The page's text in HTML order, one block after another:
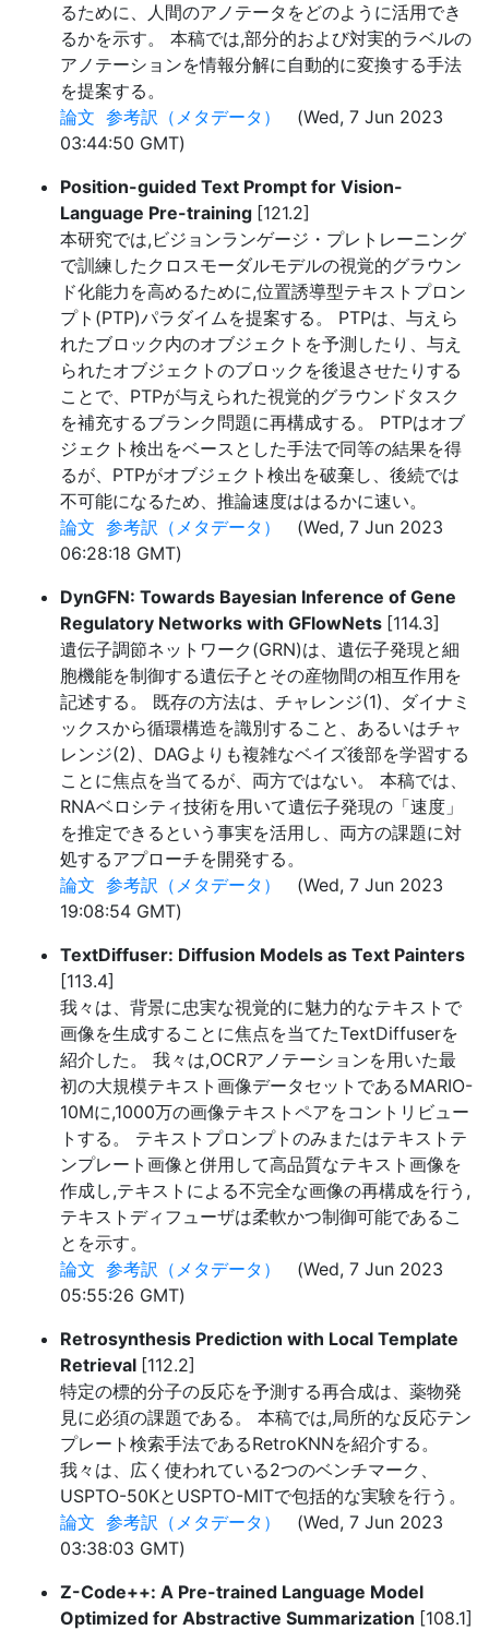
るために、人間のアノテータをどのように活用でき
るかを示す。 本稿では,部分的および対実的ラベルの
アノテーションを情報分解に自動的に変換する手法
を提案する。
論文 参考訳（メタデータ）
(Wed, 7 Jun 2023
03:44:50 GMT)
Position-guided Text Prompt for Vision-
Language Pre-training [121.2]
本研究では,ビジョンランゲージ・プレトレーニング
で訓練したクロスモーダルモデルの視覚的グラウン
ド化能力を高めるために,位置誘導型テキストプロン
プト(PTP)パラダイムを提案する。 PTPは、与えら
れたブロック内のオブジェクトを予測したり、与え
られたオブジェクトのブロックを後退させたりする
ことで、PTPが与えられた視覚的グラウンドタスク
を補充するブランク問題に再構成する。 PTPはオブ
ジェクト検出をベースとした手法で同等の結果を得
るが、PTPがオブジェクト検出を破棄し、後続では
不可能になるため、推論速度ははるかに速い。
論文 参考訳（メタデータ）
(Wed, 7 Jun 2023
06:28:18 GMT)
DynGFN: Towards Bayesian Inference of Gene
Regulatory Networks with GFlowNets [114.3]
遺伝子調節ネットワーク(GRN)は、遺伝子発現と細
胞機能を制御する遺伝子とその産物間の相互作用を
記述する。 既存の方法は、チャレンジ(1)、ダイナミ
ックスから循環構造を識別すること、あるいはチャ
レンジ(2)、DAGよりも複雑なベイズ後部を学習する
ことに焦点を当てるが、両方ではない。 本稿では、
RNAベロシティ技術を用いて遺伝子発現の「速度」
を推定できるという事実を活用し、両方の課題に対
処するアプローチを開発する。
論文 参考訳（メタデータ）
(Wed, 7 Jun 2023
19:08:54 GMT)
TextDiffuser: Diffusion Models as Text Painters
[113.4]
我々は、背景に忠実な視覚的に魅力的なテキストで
画像を生成することに焦点を当てたTextDiffuserを
紹介した。 我々は,OCRアノテーションを用いた最
初の大規模テキスト画像データセットであるMARIO-
10Mに,1000万の画像テキストペアをコントリビュー
トする。 テキストプロンプトのみまたはテキストテ
ンプレート画像と併用して高品質なテキスト画像を
作成し,テキストによる不完全な画像の再構成を行う,
テキストディフューザは柔軟かつ制御可能であるこ
とを示す。
論文 参考訳（メタデータ）
(Wed, 7 Jun 2023
05:55:26 GMT)
Retrosynthesis Prediction with Local Template
Retrieval [112.2]
特定の標的分子の反応を予測する再合成は、薬物発
見に必須の課題である。 本稿では,局所的な反応テン
プレート検索手法であるRetroKNNを紹介する。
我々は、広く使われている2つのベンチマーク、
USPTO-50KとUSPTO-MITで包括的な実験を行う。
論文 参考訳（メタデータ）
(Wed, 7 Jun 2023
03:38:03 GMT)
Z-Code++: A Pre-trained Language Model
Optimized for Abstractive Summarization [108.1]